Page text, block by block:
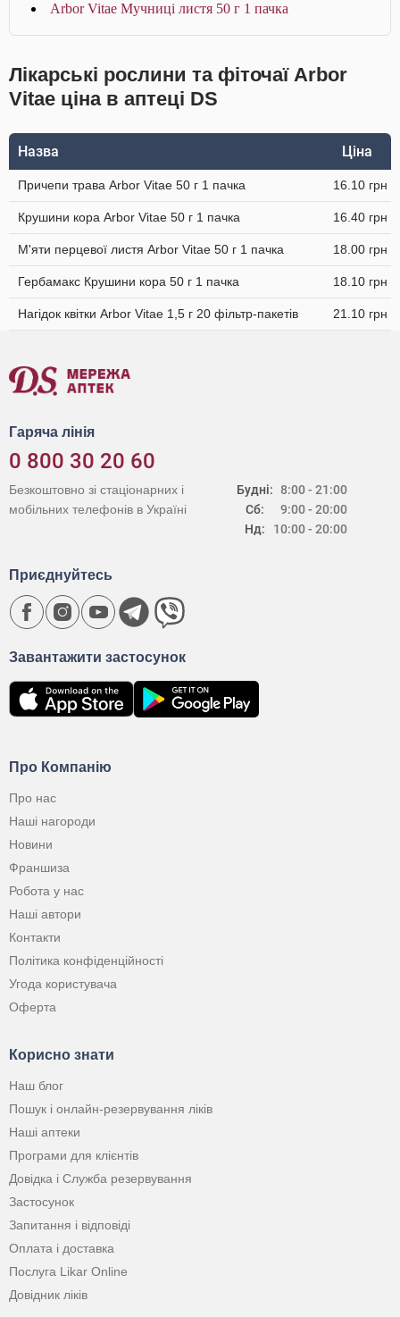
Arbor Vitae Мучниці листя 50 г 1 пачка
Лікарські рослини та фіточаї Arbor
Vitae ціна в аптеці DS
Назва Ціна
Причепи трава Arbor Vitae 50 г 1 пачка 16.10 грн
Крушини кора Arbor Vitae 50 г 1 пачка 16.40 грн
М'яти перцевої листя Arbor Vitae 50 г 1 пачка 18.00 грн
Гербамакс Крушини кора 50 г 1 пачка 18.10 грн
Нагідок квітки Arbor Vitae 1,5 г 20 фільтр-пакетів 21.10 грн
Гаряча лінія
0 800 30 20 60
Будні:
Сб:
Нд:
8:00 - 21:00
9:00 - 20:00
10:00 - 20:00
Безкоштовно зі стаціонарних і
мобільних телефонів в Україні
Про Компанію
Про нас
Наші нагороди
Новини
Франшиза
Робота у нас
Наші автори
Контакти
Політика конфіденційності
Угода користувача
Оферта
Корисно знати
Наш блог
Пошук і онлайн-резервування ліків
Наші аптеки
Програми для клієнтів
Довідка і Служба резервування
Застосунок
Запитання і відповіді
Оплата і доставка
Послуга Likar Online
Довідник ліків
Завантажити застосунок
Приєднуйтесь